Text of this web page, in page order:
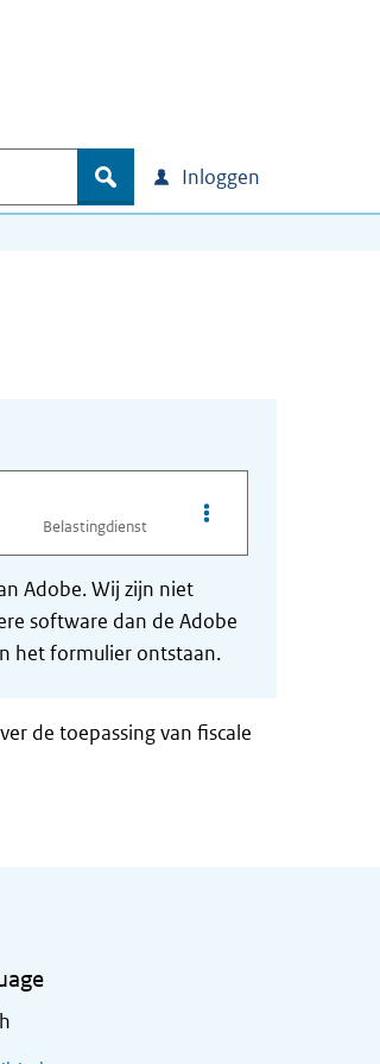
zoek Inloggen
Belastingdienst
Opties van bestand
Adobe. Wij zijn niet
software dan de Adobe
het formulier ontstaan.
de toepassing van fiscale